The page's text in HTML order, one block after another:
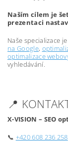
Naším cílem je
prezentaci
Naše specializace
na Google,
optimalizace
vyhledávání.
📍
X-VISION – SEO
📞 +420 608 236 258